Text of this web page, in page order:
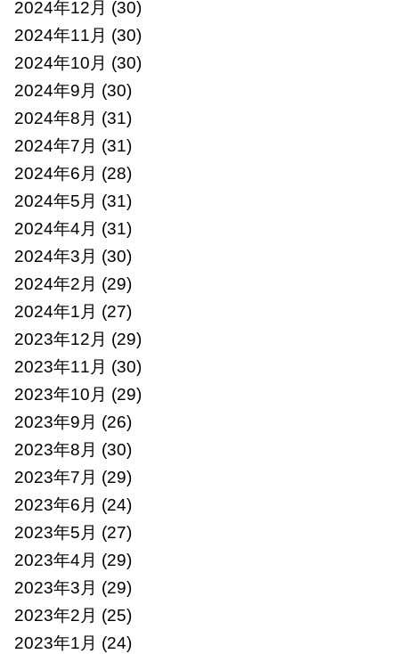
2024年12月 (30)
2024年11月 (30)
2024年10月 (30)
2024年9月 (30)
2024年8月 (31)
2024年7月 (31)
2024年6月 (28)
2024年5月 (31)
2024年4月 (31)
2024年3月 (30)
2024年2月 (29)
2024年1月 (27)
2023年12月 (29)
2023年11月 (30)
2023年10月 (29)
2023年9月 (26)
2023年8月 (30)
2023年7月 (29)
2023年6月 (24)
2023年5月 (27)
2023年4月 (29)
2023年3月 (29)
2023年2月 (25)
2023年1月 (24)